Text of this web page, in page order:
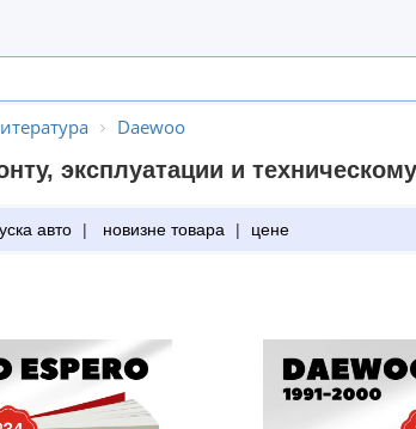
Daewoo
эксплуатации и
авто | новизне товара | цене